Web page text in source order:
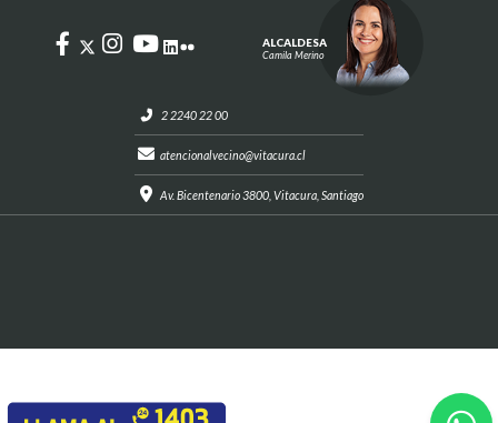
2 2240 22 00
atencionalvecino@vitacura.cl
Av. Bicentenario 3800, Vitacura, Santiago
ALCALDESA
Camila Merino